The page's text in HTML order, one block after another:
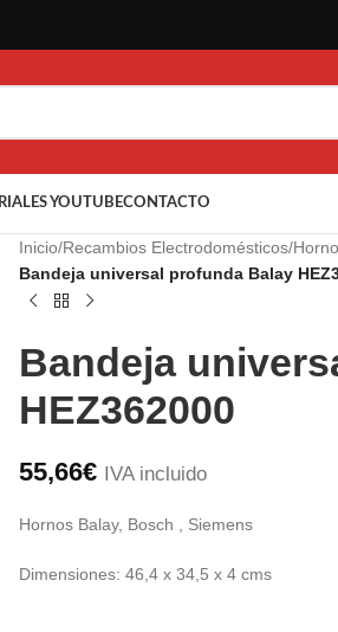
YOUTUBECONTACTO
Inicio/Recambios Electrodomésticos/
Bandeja universal profunda Balay
Bandeja
HEZ362000
55,66€ IVA incluido
Hornos Balay, Bosch , Siemens
Dimensiones: 46,4 x 34,5 x 4 cms